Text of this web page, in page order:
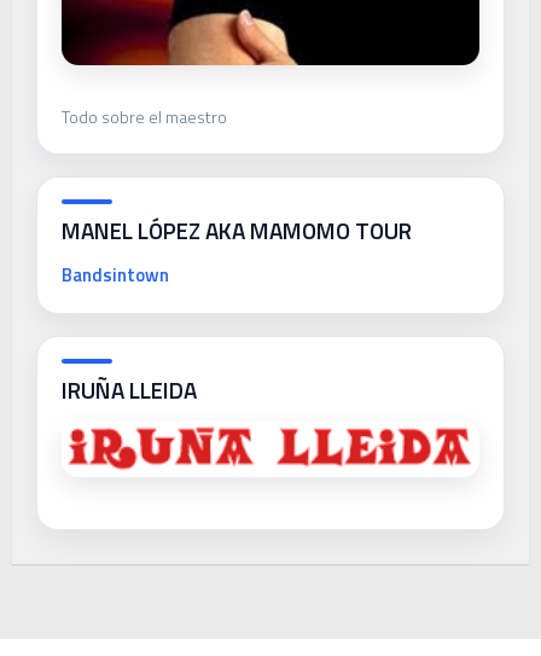
Todo sobre el maestro
MANEL LÓPEZ AKA MAMOMO TOUR
Bandsintown
IRUÑA LLEIDA